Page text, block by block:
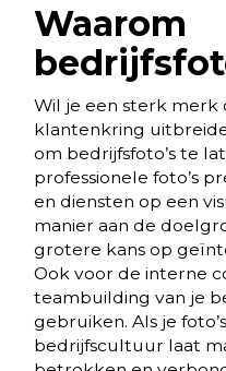
Waarom
Wil je een sterk merk
klantenkring
om bedrijfsfoto’s te
professionele foto’s
en diensten op een
manier aan de
grotere kans op
Ook voor de interne
teambuilding van je
gebruiken. Als je
bedrijfscultuur laat